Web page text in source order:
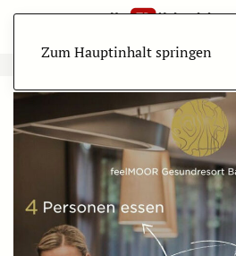
Zum Hauptinhalt springen